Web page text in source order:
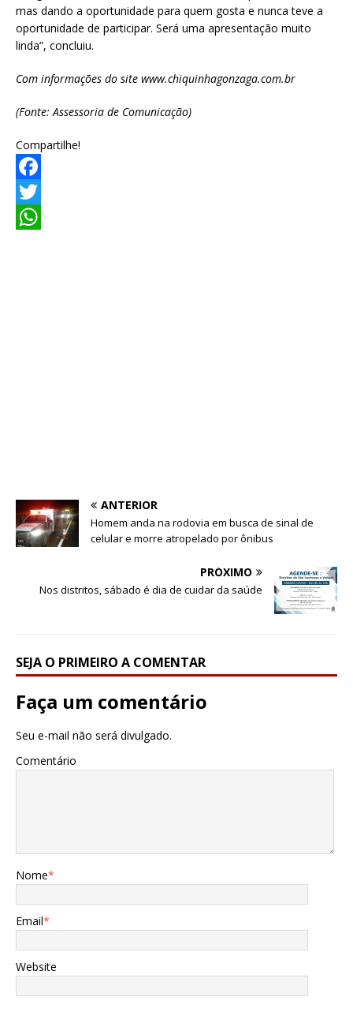
mas dando a oportunidade para quem gosta e nunca teve a
oportunidade de participar. Será uma apresentação muito
linda”, concluiu.
Com informações do site www.chiquinhagonzaga.com.br
(Fonte: Assessoria de Comunicação)
Compartilhe!
F
aT
ANTERIOR
Homem anda na rodovia em busca de sinal de
celular e morre atropelado por ônibus
PRÓXIMO
Nos distritos, sábado é dia de cuidar da saúde
SEJA O PRIMEIRO A COMENTAR
Faça um comentário
Seu e-mail não será divulgado.
Comentário
Nome*
Email*
Website